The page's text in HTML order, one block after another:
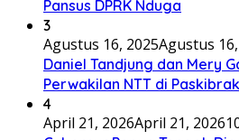
Pansus DPRK Nduga
3
Agustus 16, 2025Agustus
Daniel Tandjung dan Mery
Perwakilan NTT di
4
April 21, 2026April 21, 2026